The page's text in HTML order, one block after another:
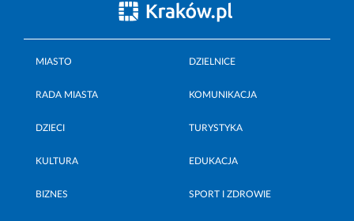
MIASTO DZIELNICE
RADA MIASTA KOMUNIKACJA
DZIECI TURYSTYKA
KULTURA EDUKACJA
BIZNES SPORT I ZDROWIE